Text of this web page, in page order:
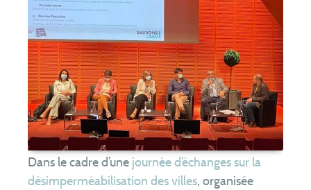
Les tarifs
Assainissementnon collectif
Je suis contrôlé
Je fais construire
Je réhabilite
Je vends ou j’achète
J’entretiens mon installation
Je vidange ma piscine
Dans le cadre d’une journée d’échanges sur la
désimperméabilisation des villes, organisée